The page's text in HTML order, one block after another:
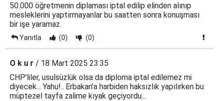
50.000 öğretmenin diplaması iptal edilip elinden alınıp
mesleklerini yaptırmayanlar bu saatten sonra konuşması
bir işe yaramaz.
Yanıtla (0) (0)
O k u r / 18 Mart 2025 23:35
CHP'liler, usulsüzlük olsa da diploma iptal edilemez mi
diyecek... Yahu!.. Erbakan'a harbiden haksızlık yapılırken bu
müptezel tayfa zalime kıyak geçiyordu...